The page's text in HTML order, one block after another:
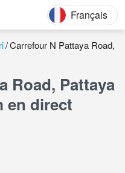
Français
Carrefour N Pattaya Road,
Road, Pattaya
en direct